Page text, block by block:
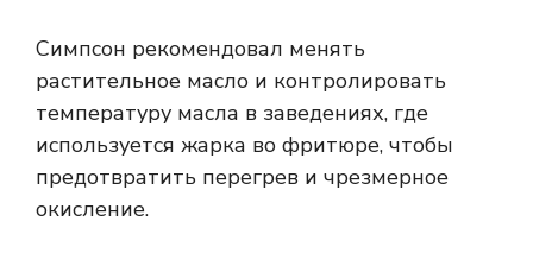
Симпсон рекомендовал менять
растительное масло и контролировать
температуру масла в заведениях, где
используется жарка во фритюре, чтобы
предотвратить перегрев и чрезмерное
окисление.